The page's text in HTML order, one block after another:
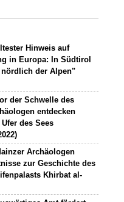
Hinweis auf
in Europa: In Südtirol
nördlich der Alpen"
der Schwelle des
entdecken
des Sees
Archäologen
zur Geschichte des
Khirbat al-